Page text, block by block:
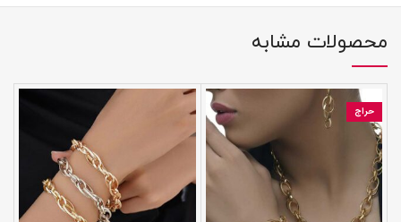
محصولات مشابه
حراج